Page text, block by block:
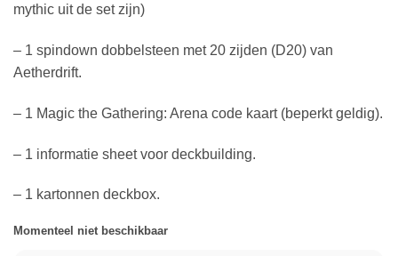
mythic uit de set zijn)
– 1 spindown dobbelsteen met 20 zijden (D20) van
Aetherdrift.
– 1 Magic the Gathering: Arena code kaart (beperkt geldig).
– 1 informatie sheet voor deckbuilding.
– 1 kartonnen deckbox.
Momenteel niet beschikbaar